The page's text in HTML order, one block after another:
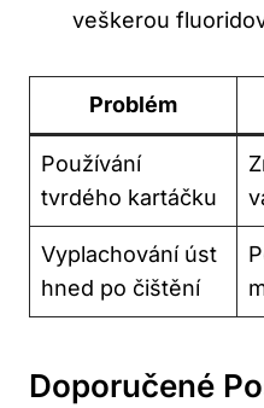
veškerou
Problém
Používání
tvrdého kartáčku
Vyplachování úst
hned po ⁤čištění
Doporučené